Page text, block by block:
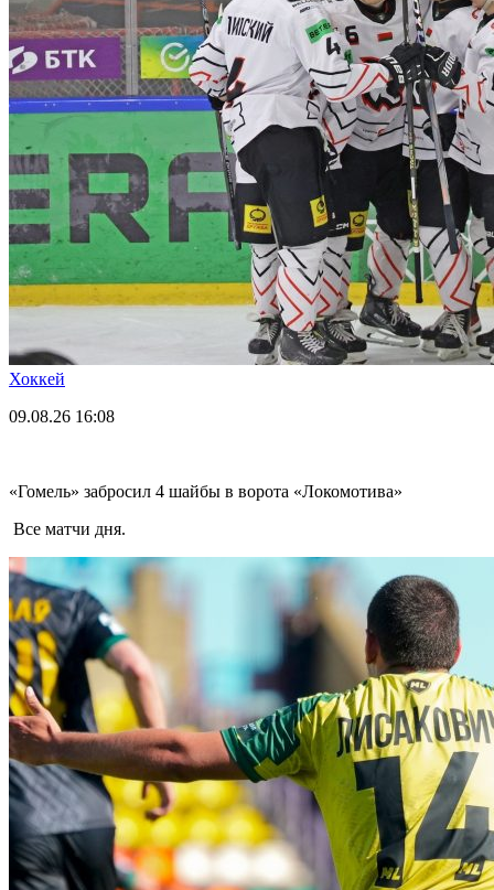
Хоккей
09.08.26 16:08
«Гомель» забросил 4 шайбы в ворота «Локомотива»
Все матчи дня.